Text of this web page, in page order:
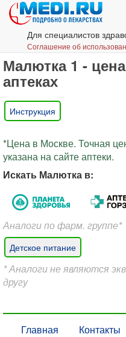
Для специалистов
Соглашение об
Малютка 1 -
аптеках
Инструкция
*Цена в Москве. Точная
указана на сайте аптеки.
Искать Малютка в:
Аналоги по фарм. группе*
Детское питание
* Аналоги не являются
другу
Главная Контакты